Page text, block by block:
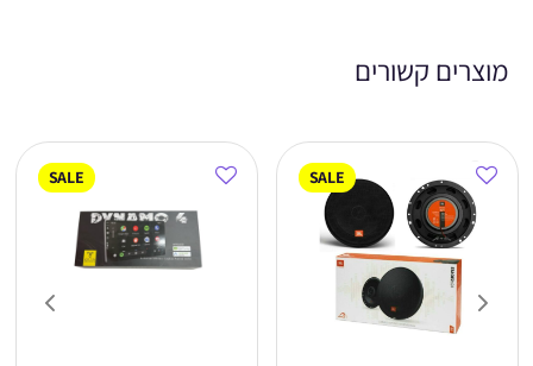
מוצרים קשורים
SALE
SALE